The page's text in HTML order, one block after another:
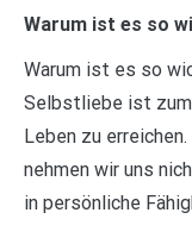
Warum ist es so
Warum ist es so
Selbstliebe ist
Leben zu
nehmen wir uns
in persönliche